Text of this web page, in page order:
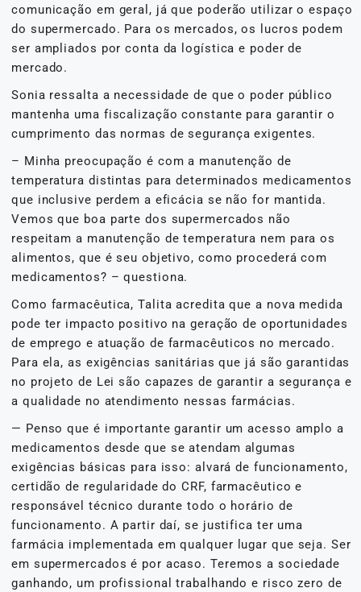
comunicação em geral, já que poderão utilizar o espaço
do supermercado. Para os mercados, os lucros podem
ser ampliados por conta da logística e poder de
mercado.
Sonia ressalta a necessidade de que o poder público
mantenha uma fiscalização constante para garantir o
cumprimento das normas de segurança exigentes.
– Minha preocupação é com a manutenção de
temperatura distintas para determinados medicamentos
que inclusive perdem a eficácia se não for mantida.
Vemos que boa parte dos supermercados não
respeitam a manutenção de temperatura nem para os
alimentos, que é seu objetivo, como procederá com
medicamentos? – questiona.
Como farmacêutica, Talita acredita que a nova medida
pode ter impacto positivo na geração de oportunidades
de emprego e atuação de farmacêuticos no mercado.
Para ela, as exigências sanitárias que já são garantidas
no projeto de Lei são capazes de garantir a segurança e
a qualidade no atendimento nessas farmácias.
— Penso que é importante garantir um acesso amplo a
medicamentos desde que se atendam algumas
exigências básicas para isso: alvará de funcionamento,
certidão de regularidade do CRF, farmacêutico e
responsável técnico durante todo o horário de
funcionamento. A partir daí, se justifica ter uma
farmácia implementada em qualquer lugar que seja. Ser
em supermercados é por acaso. Teremos a sociedade
ganhando, um profissional trabalhando e risco zero de